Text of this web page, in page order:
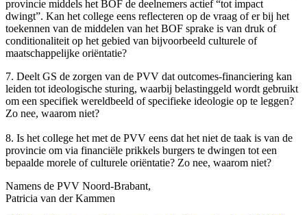
provincie middels het BOF de deelnemers actief “tot impact
dwingt”. Kan het college eens reflecteren op de vraag of er bij het
toekennen van de middelen van het BOF sprake is van druk of
conditionaliteit op het gebied van bijvoorbeeld culturele of
maatschappelijke oriëntatie?
7. Deelt GS de zorgen van de PVV dat outcomes-financiering kan
leiden tot ideologische sturing, waarbij belastinggeld wordt gebruikt
om een specifiek wereldbeeld of specifieke ideologie op te leggen?
Zo nee, waarom niet?
8. Is het college het met de PVV eens dat het niet de taak is van de
provincie om via financiële prikkels burgers te dwingen tot een
bepaalde morele of culturele oriëntatie? Zo nee, waarom niet?
Namens de PVV Noord-Brabant,
Patricia van der Kammen